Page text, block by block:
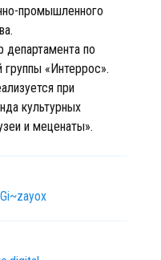
промышленного
департамента по
«Интеррос».
при
культурных
и меценаты».